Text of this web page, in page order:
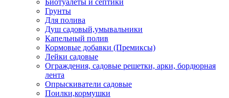
Биотуалеты и септики
Грунты
Для полива
Душ садовый,умывальники
Капельный полив
Кормовые добавки (Премиксы)
Лейки садовые
Ограждения, садовые решетки, арки, бордюрная
лента
Опрыскиватели садовые
Поилки,кормушки